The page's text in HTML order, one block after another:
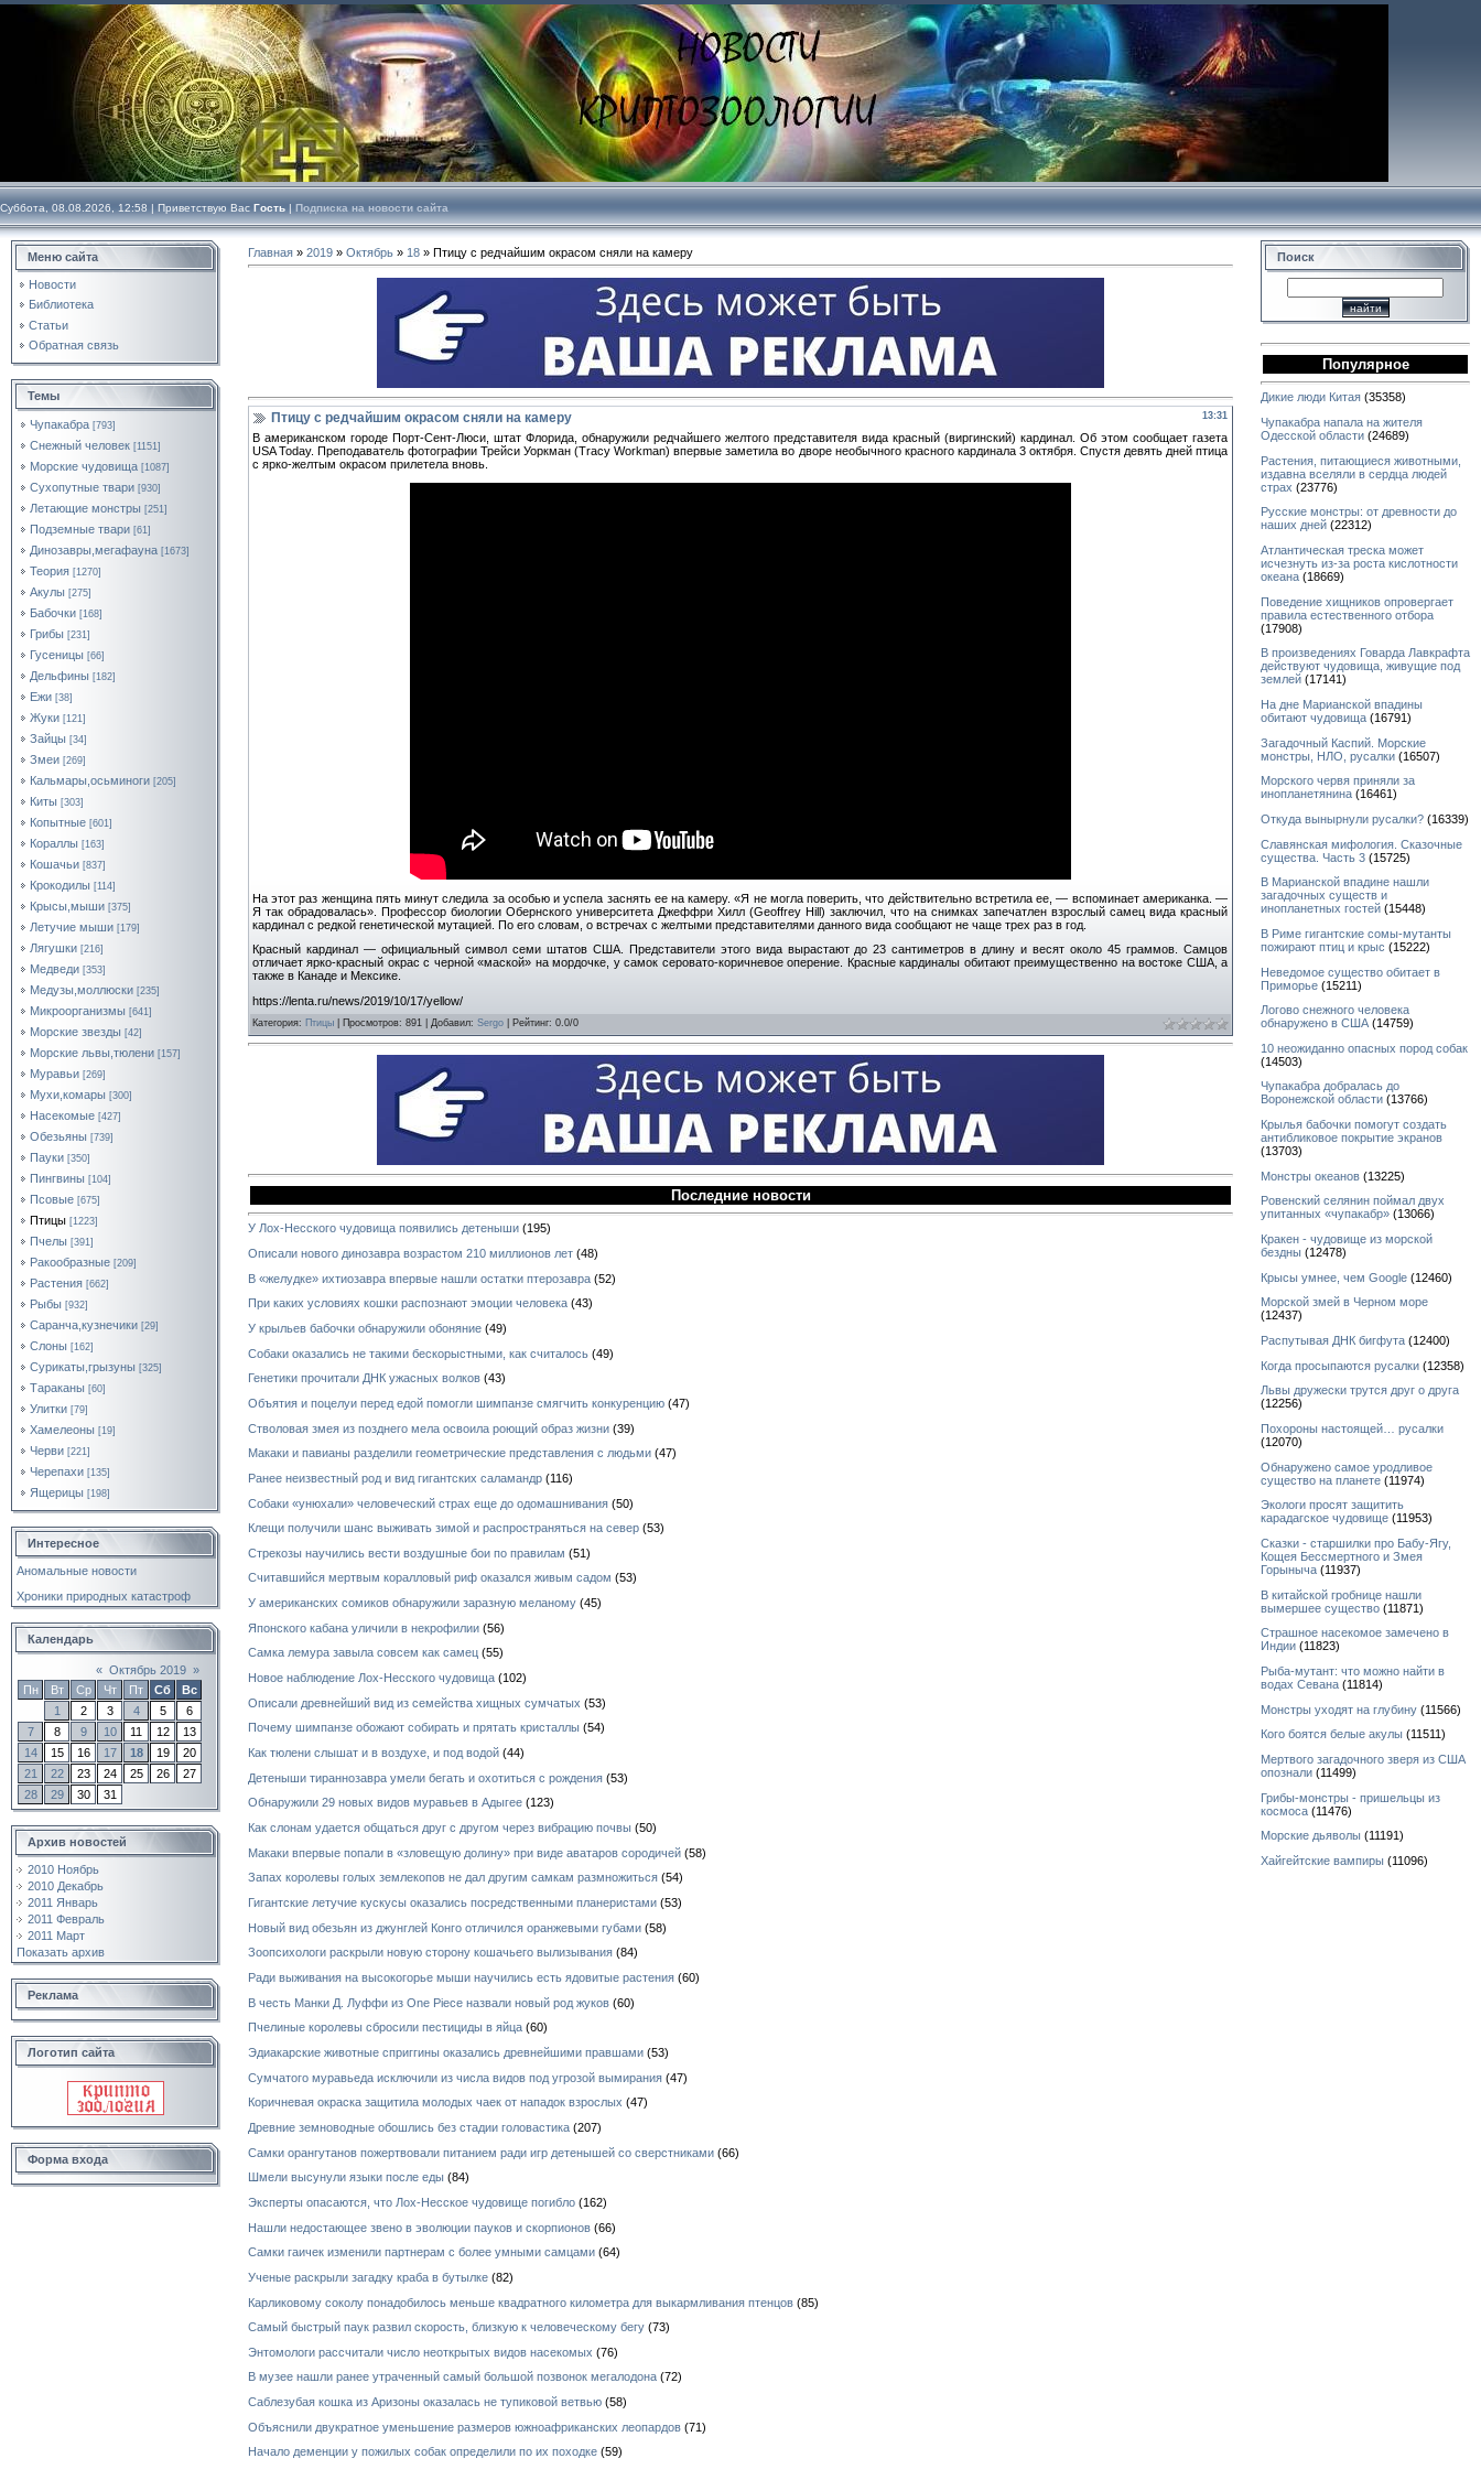
Суббота, 08.08.2026, 12:58 | Приветствую Вас Гость | Подписка на новости сайта
Меню сайта
Новости
Библиотека
Статьи
Обратная связь
Темы
Чупакабра [793]
Снежный человек [1151]
Морские чудовища [1087]
Сухопутные твари [930]
Летающие монстры [251]
Подземные твари [61]
Динозавры,мегафауна [1673]
Теория [1270]
Акулы [275]
Бабочки [168]
Грибы [231]
Гусеницы [66]
Дельфины [182]
Ежи [38]
Жуки [121]
Зайцы [34]
Змеи [269]
Кальмары,осьминоги [205]
Киты [303]
Копытные [601]
Кораллы [163]
Кошачьи [837]
Крокодилы [114]
Крысы,мыши [375]
Летучие мыши [179]
Лягушки [216]
Медведи [353]
Медузы,моллюски [235]
Микроорганизмы [641]
Морские звезды [42]
Морские львы,тюлени [157]
Муравьи [269]
Мухи,комары [300]
Насекомые [427]
Обезьяны [739]
Пауки [350]
Пингвины [104]
Псовые [675]
Птицы [1223]
Пчелы [391]
Ракообразные [209]
Растения [662]
Рыбы [932]
Саранча,кузнечики [29]
Слоны [162]
Сурикаты,грызуны [325]
Тараканы [60]
Улитки [79]
Хамелеоны [19]
Черви [221]
Черепахи [135]
Ящерицы [198]
Интересное
Аномальные новости
Хроники природных катастроф
Календарь
« Октябрь 2019 »
Пн
Вт Ср Чт Пт Сб
Вс
1
2 3 4 5
6
7
8 9 10 11 12
13
14
15 16 17 18 19
20
21
22 23 24 25 26
27
28
29 30 31
Архив новостей
2010 Ноябрь
2010 Декабрь
2011 Январь
2011 Февраль
2011 Март
Показать архив
Реклама
Логотип сайта
Форма входа
Главная » 2019 » Октябрь » 18 » Птицу с редчайшим окрасом сняли на камеру
13:31
Птицу с редчайшим окрасом сняли на камеру
В американском городе Порт-Сент-Люси, штат Флорида, обнаружили редчайшего желтого представителя вида красный (виргинский) кардинал. Об этом сообщает газета
USA Today. Преподаватель фотографии Трейси Уоркман (Tracy Workman) впервые заметила во дворе необычного красного кардинала 3 октября. Спустя девять дней птица
с ярко-желтым окрасом прилетела вновь.
На этот раз женщина пять минут следила за особью и успела заснять ее на камеру. «Я не могла поверить, что действительно встретила ее, — вспоминает американка. —
Я так обрадовалась». Профессор биологии Обернского университета Джеффри Хилл (Geoffrey Hill) заключил, что на снимках запечатлен взрослый самец вида красный
кардинал с редкой генетической мутацией. По его словам, о встречах с желтыми представителями данного вида сообщают не чаще трех раз в год.
Красный кардинал — официальный символ семи штатов США. Представители этого вида вырастают до 23 сантиметров в длину и весят около 45 граммов. Самцов
отличает ярко-красный окрас с черной «маской» на мордочке, у самок серовато-коричневое оперение. Красные кардиналы обитают преимущественно на востоке США, а
также в Канаде и Мексике.
https://lenta.ru/news/2019/10/17/yellow/
Категория: Птицы Просмотров: 891 | Добавил: Sergo Рейтинг: 0.0/0
Последние новости
У Лох-Несского чудовища появились детеныши (195)
Описали нового динозавра возрастом 210 миллионов лет (48)
В «желудке» ихтиозавра впервые нашли остатки птерозавра (52)
При каких условиях кошки распознают эмоции человека (43)
У крыльев бабочки обнаружили обоняние (49)
Собаки оказались не такими бескорыстными, как считалось (49)
Генетики прочитали ДНК ужасных волков (43)
Объятия и поцелуи перед едой помогли шимпанзе смягчить конкуренцию (47)
Стволовая змея из позднего мела освоила роющий образ жизни (39)
Макаки и павианы разделили геометрические представления с людьми (47)
Ранее неизвестный род и вид гигантских саламандр (116)
Собаки «унюхали» человеческий страх еще до одомашнивания (50)
Клещи получили шанс выживать зимой и распространяться на север (53)
Стрекозы научились вести воздушные бои по правилам (51)
Считавшийся мертвым коралловый риф оказался живым садом (53)
У американских сомиков обнаружили заразную меланому (45)
Японского кабана уличили в некрофилии (56)
Самка лемура завыла совсем как самец (55)
Новое наблюдение Лох-Несского чудовища (102)
Описали древнейший вид из семейства хищных сумчатых (53)
Почему шимпанзе обожают собирать и прятать кристаллы (54)
Как тюлени слышат и в воздухе, и под водой (44)
Детеныши тираннозавра умели бегать и охотиться с рождения (53)
Обнаружили 29 новых видов муравьев в Адыгее (123)
Как слонам удается общаться друг с другом через вибрацию почвы (50)
Макаки впервые попали в «зловещую долину» при виде аватаров сородичей (58)
Запах королевы голых землекопов не дал другим самкам размножиться (54)
Гигантские летучие кускусы оказались посредственными планеристами (53)
Новый вид обезьян из джунглей Конго отличился оранжевыми губами (58)
Зоопсихологи раскрыли новую сторону кошачьего вылизывания (84)
Ради выживания на высокогорье мыши научились есть ядовитые растения (60)
В честь Манки Д. Луффи из One Piece назвали новый род жуков (60)
Пчелиные королевы сбросили пестициды в яйца (60)
Эдиакарские животные сприггины оказались древнейшими правшами (53)
Сумчатого муравьеда исключили из числа видов под угрозой вымирания (47)
Коричневая окраска защитила молодых чаек от нападок взрослых (47)
Древние земноводные обошлись без стадии головастика (207)
Самки орангутанов пожертвовали питанием ради игр детенышей со сверстниками (66)
Шмели высунули языки после еды (84)
Эксперты опасаются, что Лох-Несское чудовище погибло (162)
Нашли недостающее звено в эволюции пауков и скорпионов (66)
Самки гаичек изменили партнерам с более умными самцами (64)
Ученые раскрыли загадку краба в бутылке (82)
Карликовому соколу понадобилось меньше квадратного километра для выкармливания птенцов (85)
Самый быстрый паук развил скорость, близкую к человеческому бегу (73)
Энтомологи рассчитали число неоткрытых видов насекомых (76)
В музее нашли ранее утраченный самый большой позвонок мегалодона (72)
Саблезубая кошка из Аризоны оказалась не тупиковой ветвью (58)
Объяснили двукратное уменьшение размеров южноафриканских леопардов (71)
Начало деменции у пожилых собак определили по их походке (59)
Поиск
Популярное
Дикие люди Китая (35358)
Чупакабра напала на жителя
Одесской области (24689)
Растения, питающиеся животными,
издавна вселяли в сердца людей
страх (23776)
Русские монстры: от древности до
наших дней (22312)
Атлантическая треска может
исчезнуть из-за роста кислотности
океана (18669)
Поведение хищников опровергает
правила естественного отбора
(17908)
В произведениях Говарда Лавкрафта
действуют чудовища, живущие под
землей (17141)
На дне Марианской впадины
обитают чудовища (16791)
Загадочный Каспий. Морские
монстры, НЛО, русалки (16507)
Морского червя приняли за
инопланетянина (16461)
Откуда вынырнули русалки? (16339)
Славянская мифология. Сказочные
существа. Часть 3 (15725)
В Марианской впадине нашли
загадочных существ и
инопланетных гостей (15448)
В Риме гигантские сомы-мутанты
пожирают птиц и крыс (15222)
Неведомое существо обитает в
Приморье (15211)
Логово снежного человека
обнаружено в США (14759)
10 неожиданно опасных пород собак
(14503)
Чупакабра добралась до
Воронежской области (13766)
Крылья бабочки помогут создать
антибликовое покрытие экранов
(13703)
Монстры океанов (13225)
Ровенский селянин поймал двух
упитанных «чупакабр» (13066)
Кракен - чудовище из морской
бездны (12478)
Крысы умнее, чем Google (12460)
Морской змей в Черном море
(12437)
Распутывая ДНК бигфута (12400)
Когда просыпаются русалки (12358)
Львы дружески трутся друг о друга
(12256)
Похороны настоящей… русалки
(12070)
Обнаружено самое уродливое
существо на планете (11974)
Экологи просят защитить
карадагское чудовище (11953)
Сказки - старшилки про Бабу-Ягу,
Кощея Бессмертного и Змея
Горыныча (11937)
В китайской гробнице нашли
вымершее существо (11871)
Страшное насекомое замечено в
Индии (11823)
Рыба-мутант: что можно найти в
водах Севана (11814)
Монстры уходят на глубину (11566)
Кого боятся белые акулы (11511)
Мертвого загадочного зверя из США
опознали (11499)
Грибы-монстры - пришельцы из
космоса (11476)
Морские дьяволы (11191)
Хайгейтские вампиры (11096)